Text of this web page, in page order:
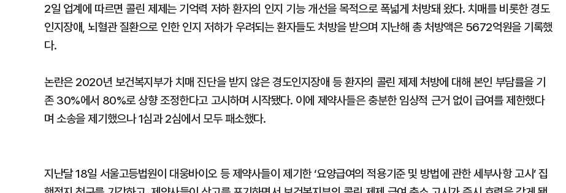
2일 업계에 따르면 콜린 제제는 기억력 저하 환자의 인지 기능 개선을 목적으로 폭넓게 처방돼 왔다. 치매를 비롯한 경도
인지장애, 뇌혈관 질환으로 인한 인지 저하가 우려되는 환자들도 처방을 받으며 지난해 총 처방액은 5672억원을 기록했
다.
논란은 2020년 보건복지부가 치매 진단을 받지 않은 경도인지장애 등 환자의 콜린 제제 처방에 대해 본인 부담률을 기
존 30%에서 80%로 상향 조정한다고 고시하며 시작됐다. 이에 제약사들은 충분한 임상적 근거 없이 급여를 제한했다
며 소송을 제기했으나 1심과 2심에서 모두 패소했다.
지난달 18일 서울고등법원이 대웅바이오 등 제약사들이 제기한 ‘요양급여의 적용기준 및 방법에 관한 세부사항 고시’ 집